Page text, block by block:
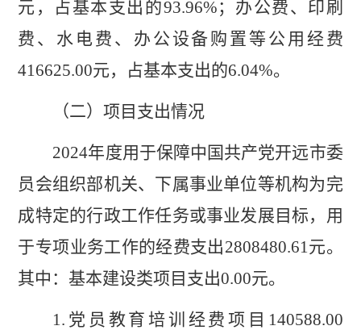
元，
占基本支出的93.96%；办公费、印刷
费、水电费、办公设备购置等公用经费
416625.00元， 占基本支出的6.04%。
（二）项目支出情况
2024年度用于保障中国共产党开远市委
员会组织部机关、下属事业单位等机构为完
成特定的行政工作任务或事业发展目标，用
于专项业务工作的经费支出2808480.61 元。
其中：基本建设类项目支出0.00元。
1. 党员教育培训经费项目 140588.00